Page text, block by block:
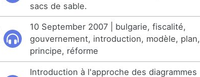
sacs de sable.
10 September 2007 | bulgarie, fiscalité,
gouvernement, introduction, modèle, plan,
principe, réforme
Introduction à l'approche des diagrammes